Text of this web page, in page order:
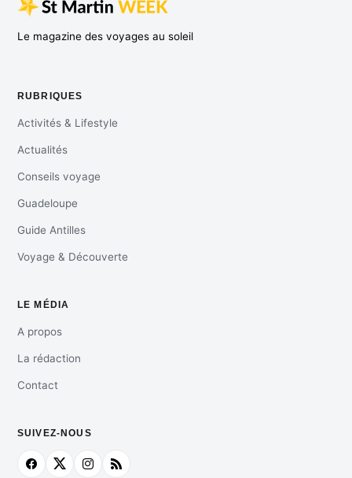
Le magazine des voyages au soleil
RUBRIQUES
Activités & Lifestyle
Actualités
Conseils voyage
Guadeloupe
Guide Antilles
Voyage & Découverte
LE MÉDIA
A propos
La rédaction
Contact
SUIVEZ-NOUS